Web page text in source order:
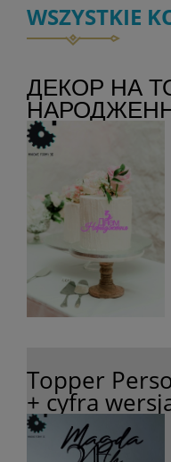
WSZYSTKIE
ДЕКОР НА
Topper
+ cyfra